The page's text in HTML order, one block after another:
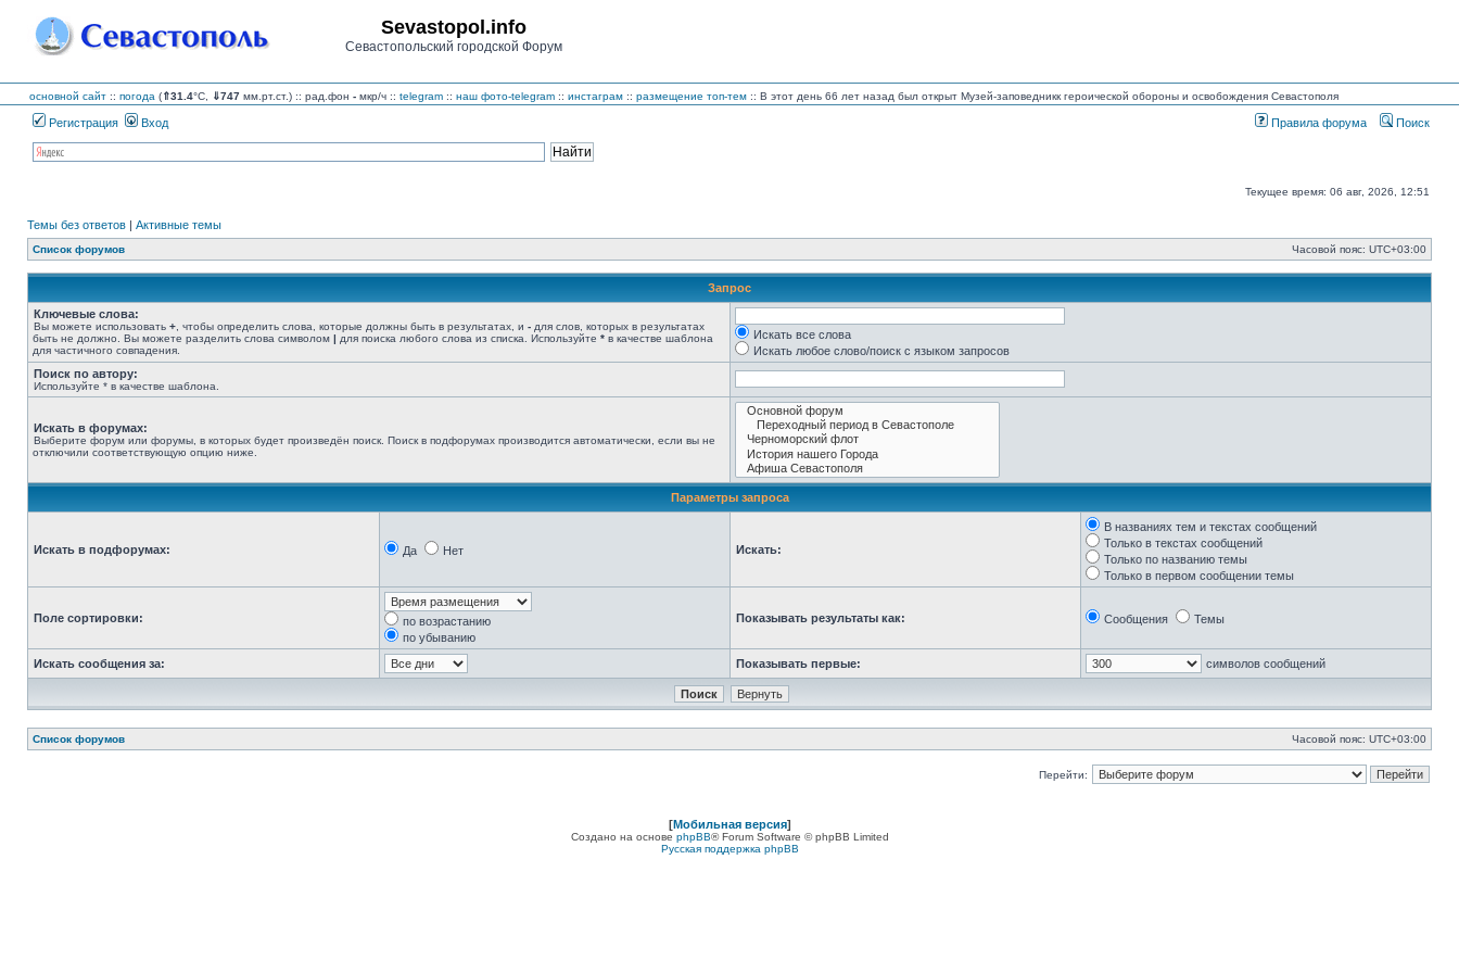
Sevastopol.info
Севастопольский городской Форум
основной сайт :: погода (⇑31.4°C, ⇓747 мм.рт.ст.) :: рад.фон - мкр/ч :: telegram :: наш фото-telegram :: инстаграм :: размещение топ-тем :: В этот день 66 лет назад был открыт Музей-заповедникк героической обороны и освобождения Севастополя
Регистрация Вход Правила форума Поиск
Текущее время: 06 авг, 2026, 12:51
Темы без ответов | Активные темы
Список форумов Часовой пояс: UTC+03:00
Запрос
Ключевые слова:
Вы можете использовать + , чтобы определить слова, которые должны быть в результатах, и - для слов, которых в результатах
быть не должно. Вы можете разделить слова символом | для поиска любого слова из списка. Используйте * в качестве шаблона
для частичного совпадения.
Искать все слова
Искать любое слово/поиск с языком запросов
Поиск по автору:
Используйте * в качестве шаблона.
Искать в форумах:
Выберите форум или форумы, в которых будет произведён поиск. Поиск в подфорумах производится автоматически, если вы не
отключили соответствующую опцию ниже.
Параметры запроса
Искать в подфорумах: Да Нет Искать:
В названиях тем и текстах сообщений
Только в текстах сообщений
Только по названию темы
Только в первом сообщении темы
Поле сортировки:
по возрастанию
по убыванию
Показывать результаты как: Сообщения Темы
Искать сообщения за: Показывать первые: символов сообщений
Список форумов Часовой пояс: UTC+03:00
Перейти:
[Мобильная версия]
Создано на основе phpBB® Forum Software © phpBB Limited
Русская поддержка phpBB